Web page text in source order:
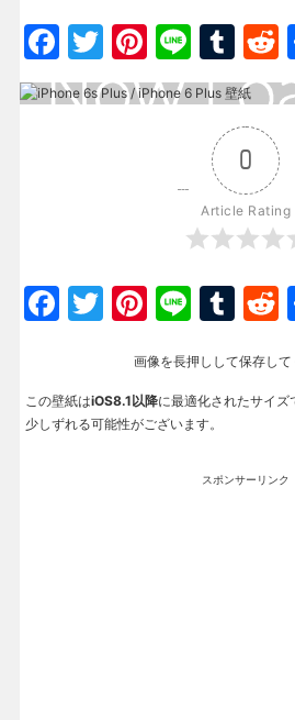
Facebook
TwitterLine
0
Article Rating
Facebook
TwitterLine
画像を長押しして保存して
この壁紙はiOS8.1以降に最適化されたサイ
少しずれる可能性がございます。
スポンサーリンク